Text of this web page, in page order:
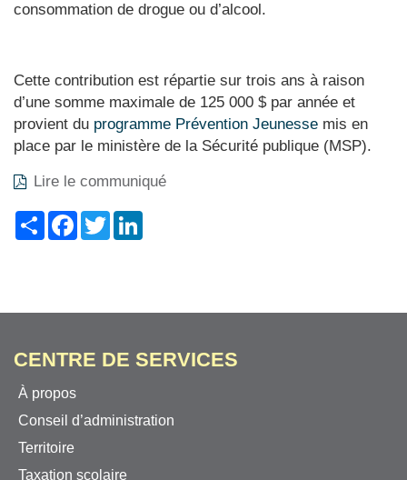
consommation de drogue ou d’alcool.
Cette contribution est répartie sur trois ans à raison
d’une somme maximale de 125 000 $ par année et
provient du programme Prévention Jeunesse mis en
place par le ministère de la Sécurité publique (MSP).
Lire le communiqué
ShareFacebook
Twitter
CENTRE DE SERVICES
À propos
Conseil d’administration
Territoire
Taxation scolaire